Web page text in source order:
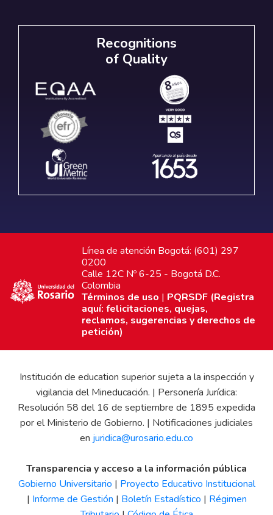
Recognitions
of Quality
Línea de atención Bogotá: (601) 297
0200
Calle 12C Nº 6-25 - Bogotá D.C.
Colombia
Términos de uso | PQRSDF (Registra
aquí: felicitaciones, quejas,
reclamos, sugerencias y derechos de
petición)
Institución de education superior sujeta a la inspección y
vigilancia del Mineducación. | Personería Jurídica:
Resolución 58 del 16 de septiembre de 1895 expedida
por el Ministerio de Gobierno. | Notificaciones judiciales
en juridica@urosario.edu.co
Transparencia y acceso a la información pública
Gobierno Universitario | Proyecto Educativo Institucional
| Informe de Gestión | Boletín Estadístico | Régimen